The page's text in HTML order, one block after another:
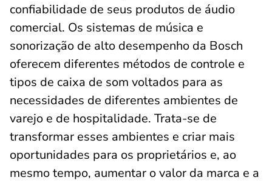
confiabilidade de seus produtos de áudio
comercial. Os sistemas de música e
sonorização de alto desempenho da Bosch
oferecem diferentes métodos de controle e
tipos de caixa de som voltados para as
necessidades de diferentes ambientes de
varejo e de hospitalidade. Trata-se de
transformar esses ambientes e criar mais
oportunidades para os proprietários e, ao
mesmo tempo, aumentar o valor da marca e a